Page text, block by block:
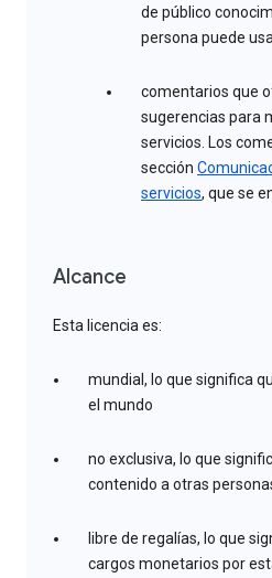
de público
persona puede
comentarios que
sugerencias para
servicios. Los
sección
servicios, que se
Alcance
Esta licencia es:
mundial, lo que significa
el mundo
no exclusiva, lo que
contenido a otras
libre de regalías, lo que
cargos monetarios por